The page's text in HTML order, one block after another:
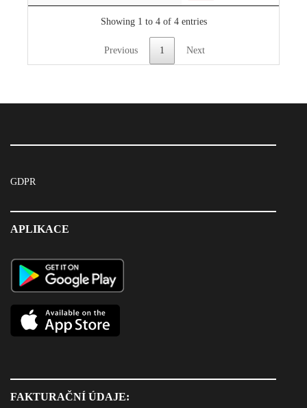
Showing 1 to 4 of 4 entries
Previous 1 Next
GDPR
APLIKACE
FAKTURAČNÍ ÚDAJE: